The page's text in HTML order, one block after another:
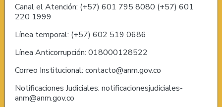
Canal el Atención: (+57) 601 795 8080 (+57) 601
220 1999
Línea temporal: (+57) 602 519 0686
Línea Anticorrupción: 018000128522
Correo Institucional: contacto@anm.gov.co
Notificaciones Judiciales: notificacionesjudiciales-
anm@anm.gov.co